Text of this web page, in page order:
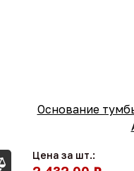
Основание
Цена за шт.: